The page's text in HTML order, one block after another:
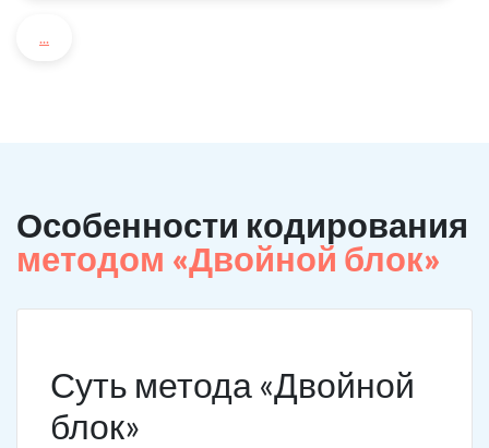
...
Особенности кодирования
методом «Двойной блок»
Суть метода «Двойной
блок»